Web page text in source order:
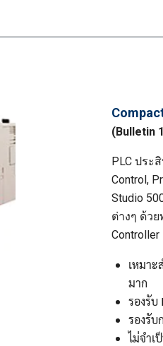
Search
for:
(Bulletin
PLC ประ
Control,
Studio
ต่างๆ ด้ว
Controller
เหมา
มาก
รองรับ
รองรับ
ไม่จำเ